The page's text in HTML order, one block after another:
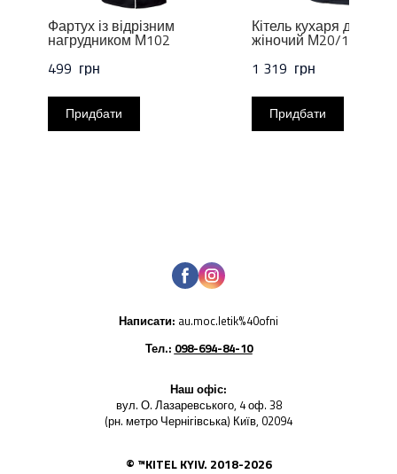
Фартух із відрізним
нагрудником М102
499  грн
Придбати
Кітель кухаря
жіночий М20/14
1 319  грн
Придбати
Написати: au.moc.letik%40ofni
Тел.: 098-694-84-10
Наш офіс:
вул. О. Лазаревського, 4 оф. 38
(рн. метро Чернігівська) Київ, 02094
© ™KITEL KYIV. 2018-2026